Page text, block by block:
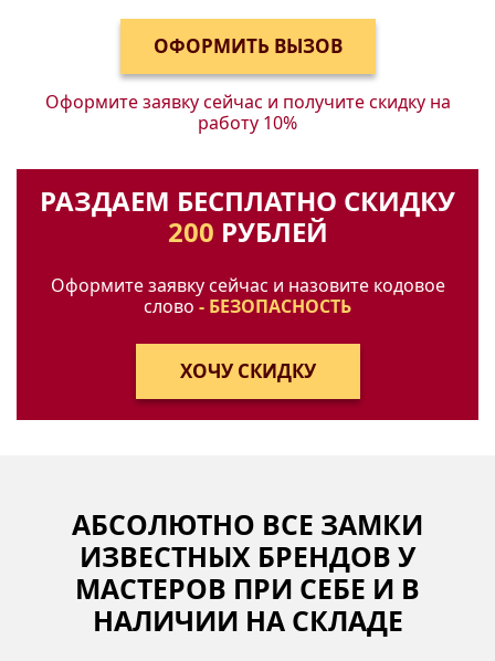
Оформите заявку сейчас и получитескидку на
работу 10%
РАЗДАЕМ БЕСПЛАТНО СКИДКУ
200 РУБЛЕЙ
Оформите заявку сейчас и назовите кодовое
слово - БЕЗОПАСНОСТЬ
АБСОЛЮТНО ВСЕ ЗАМКИ
ИЗВЕСТНЫХ БРЕНДОВ У
МАСТЕРОВ ПРИ СЕБЕ И В
НАЛИЧИИ НА СКЛАДЕ